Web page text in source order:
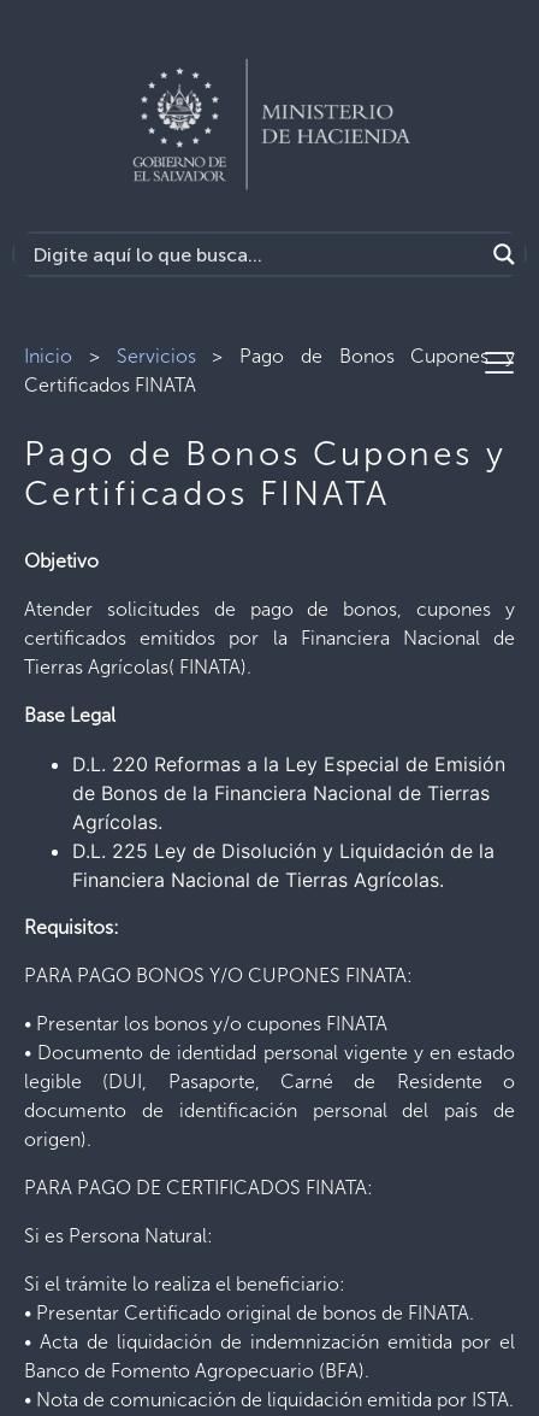
Inicio > Servicios> Pago de Bonos Cupones y
Certificados FINATA
Pago de Bonos Cupones y
Certificados FINATA
Objetivo
Atender solicitudes de pago de bonos, cupones y
certificados emitidos por la Financiera Nacional de
Tierras Agrícolas( FINATA).
Base Legal
D.L. 220 Reformas a la Ley Especial de Emisión
de Bonos de la Financiera Nacional de Tierras
Agrícolas.
D.L. 225 Ley de Disolución y Liquidación de la
Financiera Nacional de Tierras Agrícolas.
Requisitos:
PARA PAGO BONOS Y/O CUPONES FINATA:
• Presentar los bonos y/o cupones FINATA
• Documento de identidad personal vigente y en estado
legible (DUI, Pasaporte, Carné de Residente o
documento de identificación personal del país de
origen).
PARA PAGO DE CERTIFICADOS FINATA:
Si es Persona Natural:
Si el trámite lo realiza el beneficiario:
• Presentar Certificado original de bonos de FINATA.
• Acta de liquidación de indemnización emitida por el
Banco de Fomento Agropecuario (BFA).
• Nota de comunicación de liquidación emitida por ISTA.